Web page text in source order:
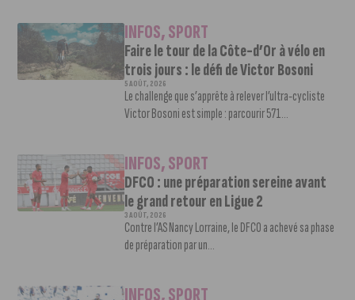
INFOS,SPORT
Faire le tour de la Côte-d’Or à vélo en
trois jours : le défi de Victor Bosoni
5 AOÛT, 2026
Le challenge que s’apprête à relever l’ultra-cycliste
Victor Bosoni est simple : parcourir 571...
INFOS,SPORT
DFCO : une préparation sereine avant
le grand retour en Ligue 2
3 AOÛT, 2026
Contre l’AS Nancy Lorraine, le DFCO a achevé sa phase
de préparation par un...
INFOS,SPORT